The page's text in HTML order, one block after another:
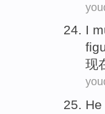
I
现
He